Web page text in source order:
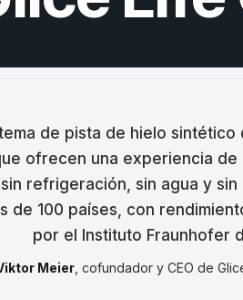
de pista de hielo
ofrecen una experiencia
refrigeración, sin agua y
de 100 países, con
por el Instituto Fraunhofer
Meier, cofundador y CEO de